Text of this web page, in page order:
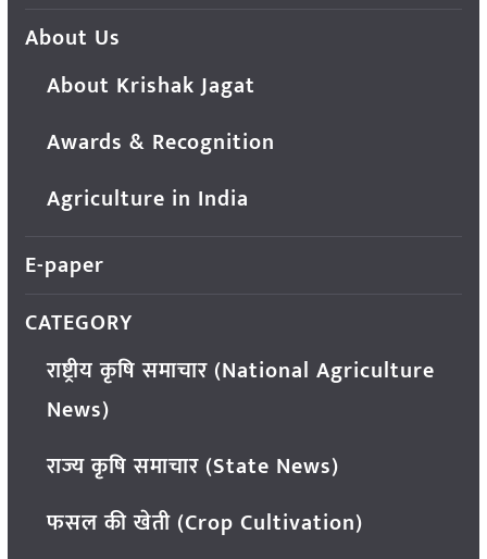
About Us
About Krishak Jagat
Awards & Recognition
Agriculture in India
E-paper
CATEGORY
राष्ट्रीय कृषि समाचार (National Agriculture
News)
राज्य कृषि समाचार (State News)
फसल की खेती (Crop Cultivation)